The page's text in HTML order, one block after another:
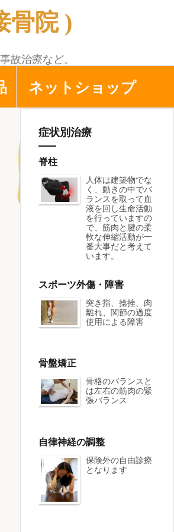
骨院 )
故治療など。
ネットショップ
症状別治療
脊柱
人体は建築物でな
く、動きの中でバ
ランスを取って血
液を回し生命活動
を行っていますの
で、筋肉と腱の柔
軟な伸縮活動が一
番大事だと考えて
います。
スポーツ外傷・障害
突き指、捻挫、肉
離れ、関節の過度
使用による障害
骨盤矯正
骨格のバランスと
は左右の筋肉の緊
張バランス
自律神経の調整
保険外の自由診療
となります